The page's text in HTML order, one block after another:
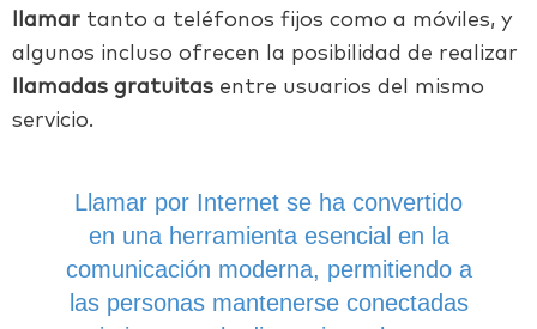
llamar tanto a teléfonos fijos como a móviles, y
algunos incluso ofrecen la posibilidad de realizar
llamadas gratuitas entre usuarios del mismo
servicio.
Llamar por Internet se ha convertido
en una herramienta esencial en la
comunicación moderna, permitiendo a
las personas mantenerse conectadas